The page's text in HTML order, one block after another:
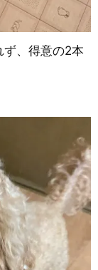
ず、得意の2本